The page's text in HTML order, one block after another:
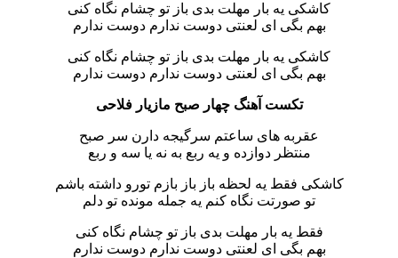
کاشکی یه بار مهلت بدی باز تو چشام نگاه کنی
بهم بگی ای لعنتی دوست ندارم دوست ندارم
کاشکی یه بار مهلت بدی باز تو چشام نگاه کنی
بهم بگی ای لعنتی دوست ندارم دوست ندارم
تکست آهنگ چهار صبح مازیار فلاحی
عقربه های ساعتم سرگیجه دارن سر صبح
منتظر دوازده و یه ربع به نه یا سه و ربع
کاشکی فقط یه لحظه باز باز بازم تورو داشته باشم
تو صورتت نگاه کنم یه جمله مونده تو دلم
فقط یه بار مهلت بدی باز تو چشام نگاه کنی
بهم بگی ای لعنتی دوست ندارم دوست ندارم